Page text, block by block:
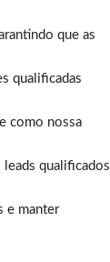
que as
qualificadas
como nossa
leads qualificados
e manter